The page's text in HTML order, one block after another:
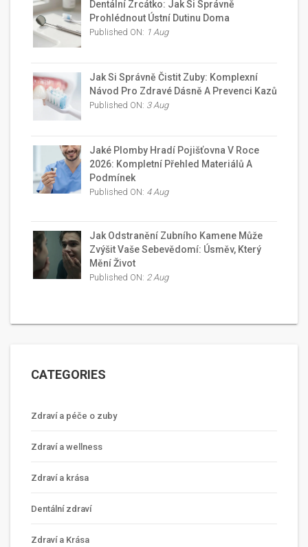
Dentální Zrcátko: Jak Si Správně
Prohlédnout Ústní Dutinu Doma
Published ON: 1 Aug
Jak Si Správně Čistit Zuby: Komplexní
Návod Pro Zdravé Dásně A Prevenci Kazů
Published ON: 3 Aug
Jaké Plomby Hradí Pojišťovna V Roce
2026: Kompletní Přehled Materiálů A
Podmínek
Published ON: 4 Aug
Jak Odstranění Zubního Kamene Může
Zvýšit Vaše Sebevědomí: Úsměv, Který
Mění Život
Published ON: 2 Aug
CATEGORIES
Zdraví a péče o zuby
Zdraví a wellness
Zdraví a krása
Dentální zdraví
Zdraví a Krása